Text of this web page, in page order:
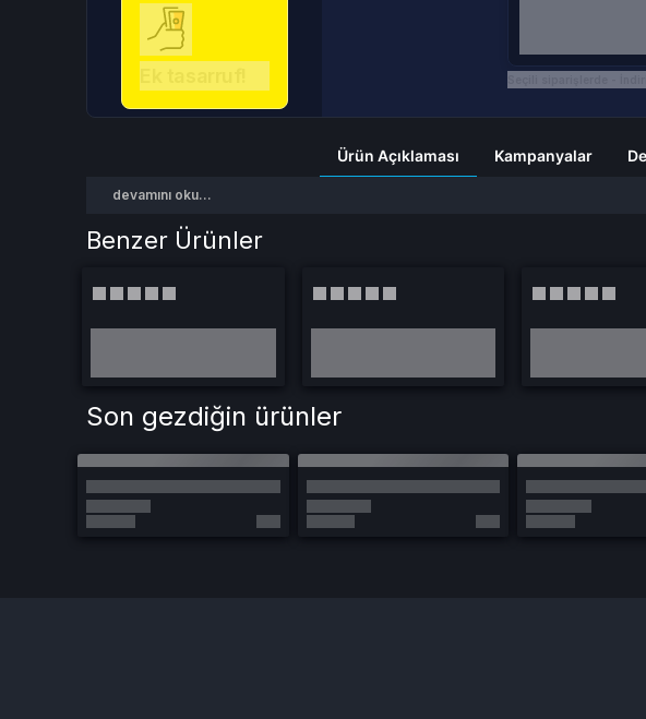
Ürün Açıklaması Kampanyalar
devamını oku...
Benzer Ürünler
Son gezdiğin ürünler